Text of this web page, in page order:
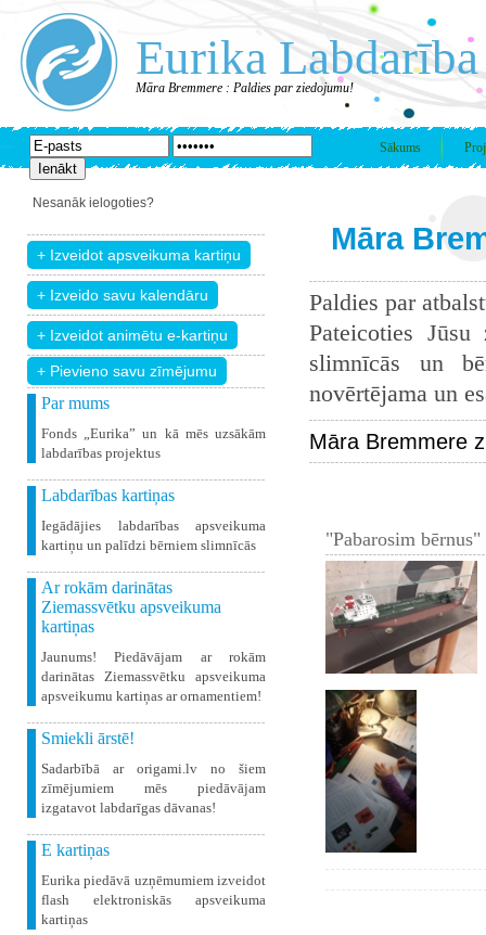
Eurika Labdarība
Māra Bremmere : Paldies par ziedojumu!
Sākums
Nesanāk ielogoties?
+ Pievieno savu zīmējumu
Par mums
Fonds „Eurika” un kā mēs uzsākām
labdarības projektus
Labdarības kartiņas
Iegādājies labdarības apsveikuma
kartiņu un palīdzi bērniem slimnīcās
Ar rokām darinātas
Ziemassvētku apsveikuma
kartiņas
Jaunums! Piedāvājam ar rokām
darinātas Ziemassvētku apsveikuma
apsveikumu kartiņas ar ornamentiem!
Smiekli ārstē!
Sadarbībā ar origami.lv no šiem
zīmējumiem mēs piedāvājam
izgatavot labdarīgas dāvanas!
E kartiņas
Eurika piedāvā uzņēmumiem izveidot
flash elektroniskās apsveikuma
kartiņas
Māra
Paldies par
Pateicoties
slimnīcās un
novērtējama un
Māra Bremmere
"Pabarosim